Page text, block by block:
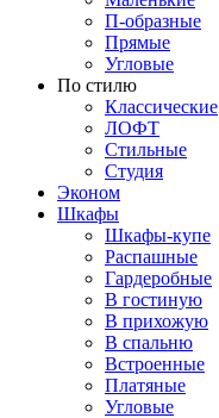
П-образные
Прямые
Угловые
По стилю
Классические
ЛОФТ
Стильные
Студия
Эконом
Шкафы
Шкафы-купе
Распашные
Гардеробные
В гостиную
В прихожую
В спальню
Встроенные
Платяные
Угловые